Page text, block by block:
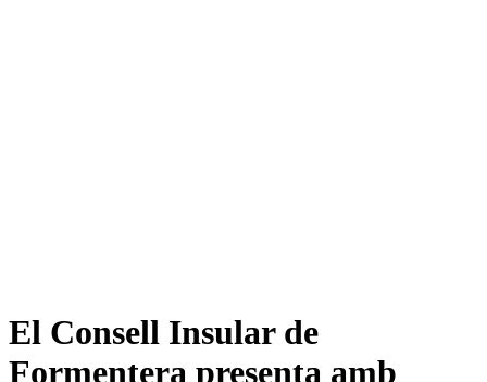
El Consell Insular de
Formentera presenta amb